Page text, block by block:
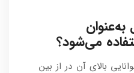
به‌عنوان
می‌شود؟
بالای آن در از بین